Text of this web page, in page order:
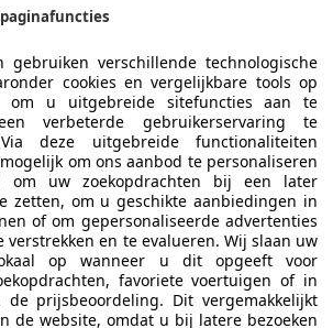
gebruiken verschillende technologische
cookies en vergelijkbare tools op
om u uitgebreide sitefuncties aan te
verbeterde gebruikerservaring te
deze uitgebreide functionaliteiten
om ons aanbod te personaliseren
om uw zoekopdrachten bij een later
zetten, om u geschikte aanbiedingen in
of om gepersonaliseerde advertenties
verstrekken en te evalueren. Wij slaan uw
op wanneer u dit opgeeft voor
favoriete voertuigen of in
prijsbeoordeling. Dit vergemakkelijkt
de website, omdat u bij latere bezoeken